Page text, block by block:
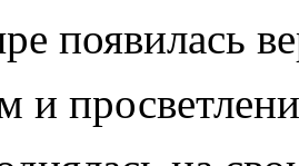
появилась
и